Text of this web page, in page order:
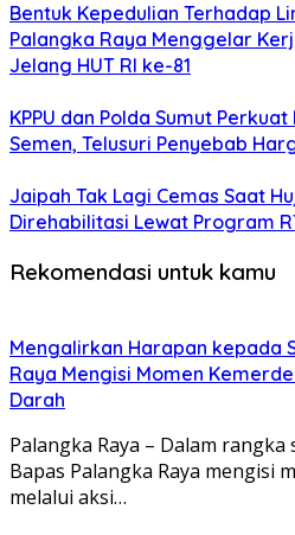
Bentuk Kepedulian Terhadap
Palangka Raya Menggelar
Jelang HUT RI ke-81
KPPU dan Polda Sumut
Semen, Telusuri Penyebab
Jaipah Tak Lagi Cemas Saat
Direhabilitasi Lewat Program
Rekomendasi untuk kamu
Mengalirkan Harapan kepada
Raya Mengisi Momen
Darah
Palangka Raya – Dalam
Bapas Palangka Raya mengisi
melalui aksi…